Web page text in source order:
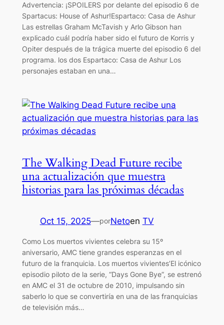
Advertencia: ¡SPOILERS por delante del episodio 6 de
Spartacus: House of Ashur!Espartaco: Casa de Ashur
Las estrellas Graham McTavish y Arlo Gibson han
explicado cuál podría haber sido el futuro de Korris y
Opiter después de la trágica muerte del episodio 6 del
programa. los dos Espartaco: Casa de Ashur Los
personajes estaban en una…
The Walking Dead Future recibe
una actualización que muestra
historias para las próximas décadas
Oct 15, 2025—porNetoen TV
Como Los muertos vivientes celebra su 15º
aniversario, AMC tiene grandes esperanzas en el
futuro de la franquicia. Los muertos vivientes’El icónico
episodio piloto de la serie, “Days Gone Bye”, se estrenó
en AMC el 31 de octubre de 2010, impulsando sin
saberlo lo que se convertiría en una de las franquicias
de televisión más…